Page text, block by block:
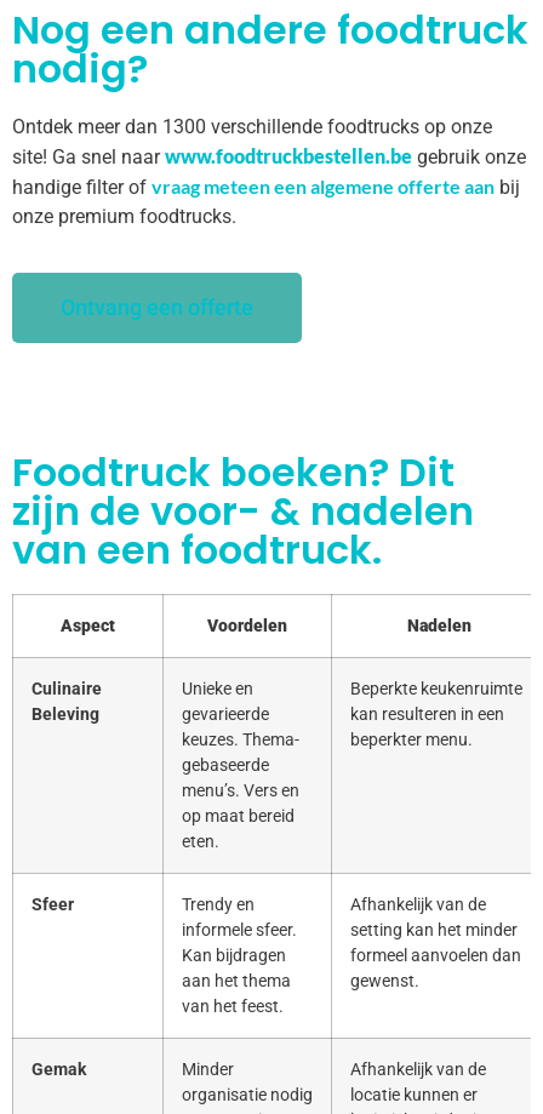
Nog een andere foodtruck
nodig?
Ontdek meer dan 1300 verschillende foodtrucks op onze
site! Ga snel naarwww.foodtruckbestellen.be gebruik onze
handige filter of vraag meteen een algemene offerte aan bij
onze premium foodtrucks.
Ontvang een offerte
Foodtruck boeken? Dit
zijn de voor- & nadelen
van een foodtruck.
Aspect Voordelen Nadelen
Culinaire
Beleving
Unieke en
gevarieerde
keuzes. Thema-
gebaseerde
menu’s. Vers en
op maat bereid
eten.
Beperkte keukenruimte
kan resulteren in een
beperkter menu.
Sfeer
Trendy en
informele sfeer.
Kan bijdragen
aan het thema
van het feest.
Afhankelijk van de
setting kan het minder
formeel aanvoelen dan
gewenst.
Gemak
Minder
organisatie nodig
Afhankelijk van de
locatie kunnen er